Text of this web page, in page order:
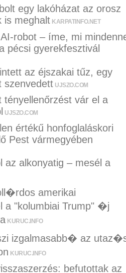
egy lakóházat az orosz
is meghalt KARPATINFO.NET
robot – íme, mi
pécsi gyerekfesztivál
az éjszakai tűz, egy
szenvedett UJSZO.COM
tényellenőrzést vár el a
UJSZO.COM
értékű honfoglaláskori
Pest vármegyében
az alkonyatig – mesél a
amerikai
"kolumbiai Trump" �j
KURUC.INFO
izgalmasabb� az
KURUC.INFO
befutottak az